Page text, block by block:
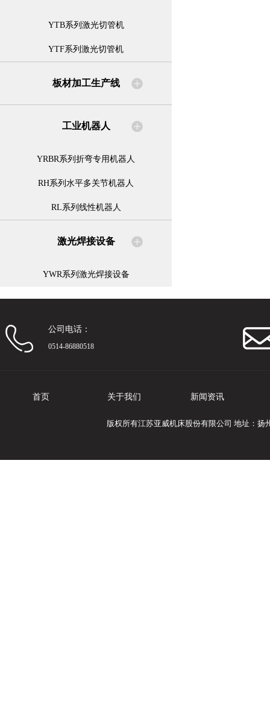
YTB系列激光切管机
YTF系列激光切管机
板材加工生产线
工业机器人
YRBR系列折弯专用机器人
RH系列水平多关节机器人
RL系列线性机器人
激光焊接设备
YWR系列激光焊接设备
公司电话：
0514-86880518
首页 关于我们 新闻资讯
版权所有江苏亚威机床股份有限公司 地址：